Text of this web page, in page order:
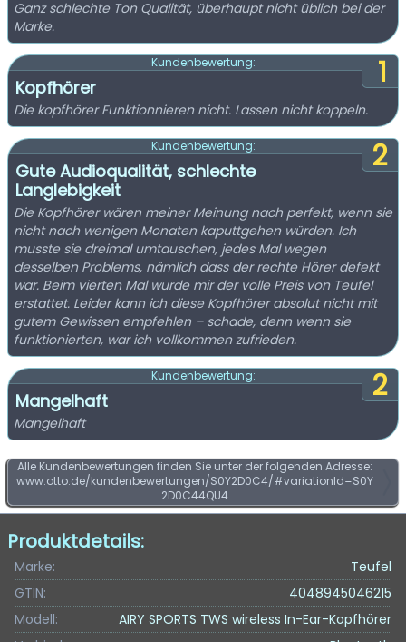
Ganz schlechte Ton Qualität, überhaupt nicht üblich bei der
Marke.
1
Kundenbewertung:
Kopfhörer
Die kopfhörer Funktionnieren nicht. Lassen nicht koppeln.
2
Kundenbewertung:
Gute Audioqualität, schlechte
Langlebigkeit
Die Kopfhörer wären meiner Meinung nach perfekt, wenn sie
nicht nach wenigen Monaten kaputtgehen würden. Ich
musste sie dreimal umtauschen, jedes Mal wegen
desselben Problems, nämlich dass der rechte Hörer defekt
war. Beim vierten Mal wurde mir der volle Preis von Teufel
erstattet. Leider kann ich diese Kopfhörer absolut nicht mit
gutem Gewissen empfehlen – schade, denn wenn sie
funktionierten, war ich vollkommen zufrieden.
2
Kundenbewertung:
Mangelhaft
Mangelhaft
Alle Kundenbewertungen finden Sie unter der folgenden Adresse:
www.otto.de/kundenbewertungen/S0Y2D0C4/#variationId=S0Y
2D0C44QU4
Produktdetails:
Marke:
Teufel
GTIN:
4048945046215
Modell:
AIRY SPORTS TWS wireless In-Ear-Kopfhörer